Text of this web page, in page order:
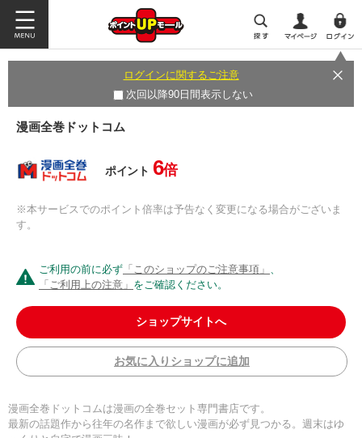
ログインに関するご注意
次回以降90日間表示しない
漫画全巻ドットコム
ポイント 6倍
※本サービスでのポイント倍率は予告なく変更になる場合がございま
す。
ご利用の前に必ず 「このショップのご注意事項」 、
「ご利用上の注意」 をご確認ください。
ショップサイトへ
お気に入りショップに追加
漫画全巻ドットコムは漫画の全巻セット専門書店です。
最新の話題作から往年の名作まで欲しい漫画が必ず見つかる。週末はゆ